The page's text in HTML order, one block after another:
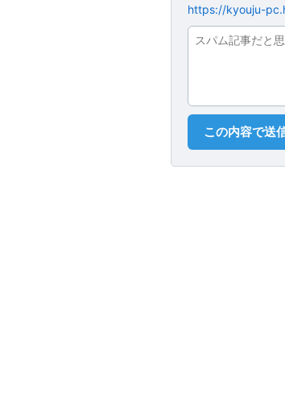
https://kyouju-